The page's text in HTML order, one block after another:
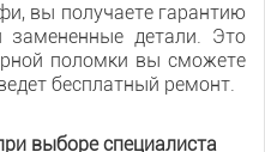
вы получаете гарантию
детали. Это
поломки вы сможете
бесплатный ремонт.
выборе специалиста